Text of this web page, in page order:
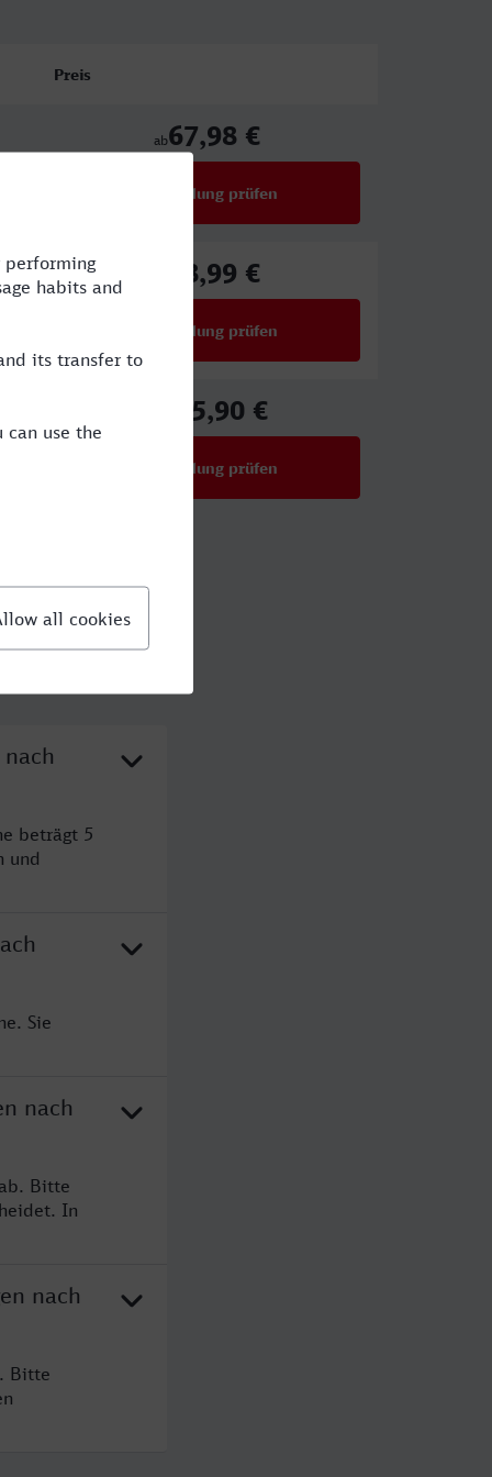
Preis
ab67,98 €
Verbindung prüfen
88,99 €
Verbindung prüfen
125,90 €
Verbindung prüfen
beträgt 5
und
Sie
nach
Bitte
In
nach
Bitte